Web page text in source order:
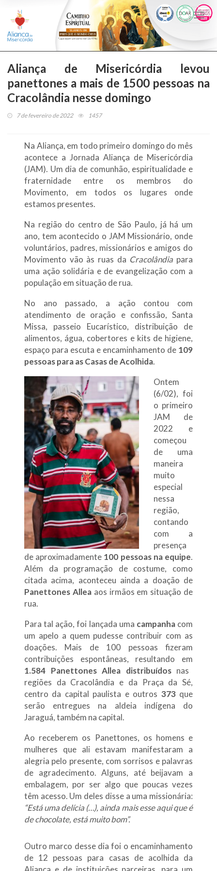
Aliança de Misericórdia levou
panettones a mais de 1500 pessoas na
Cracolândia nesse domingo
7 de fevereiro de 2022 1457
Na Aliança, em todo primeiro domingo do mês
acontece a Jornada Aliança de Misericórdia
(JAM). Um dia de comunhão, espiritualidade e
fraternidade entre os membros do
Movimento, em todos os lugares onde
estamos presentes.
Na região do centro de São Paulo, já há um
ano, tem acontecido o JAM Missionário, onde
voluntários, padres, missionários e amigos do
Movimento vão às ruas da Cracolândia para
uma ação solidária e de evangelização com a
população em situação de rua.
No ano passado, a ação contou com
atendimento de oração e confissão, Santa
Missa, passeio Eucarístico, distribuição de
alimentos, água, cobertores e kits de higiene,
espaço para escuta e encaminhamento de 109
pessoas para as Casas de Acolhida.
Ontem
(6/02), foi
o primeiro
JAM de
2022 e
começou
de uma
maneira
muito
especial
nessa
região,
contando
com a
presença
de aproximadamente 100 pessoas na equipe.
Além da programação de costume, como
citada acima, aconteceu ainda a doação de
Panettones Alleaaos irmãos em situação de
rua.
Para tal ação, foi lançada uma campanha com
um apelo a quem pudesse contribuir com as
doações. Mais de 100 pessoas fizeram
contribuições espontâneas, resultando em
1.584 Panettones Allea distribuídosnas
regiões da Cracolândia e da Praça da Sé,
centro da capital paulista e outros 373 que
serão entregues na aldeia indígena do
Jaraguá, também na capital.
Ao receberem os Panettones, os homens e
mulheres que ali estavam manifestaram a
alegria pelo presente, com sorrisos e palavras
de agradecimento. Alguns, até beijavam a
embalagem, por ser algo que poucas vezes
têm acesso. Um deles disse a uma missionária:
“Está uma delícia (…), ainda mais esse aqui que é
de chocolate, está muito bom”.
Outro marco desse dia foi o encaminhamento
de 12 pessoas para casas de acolhida da